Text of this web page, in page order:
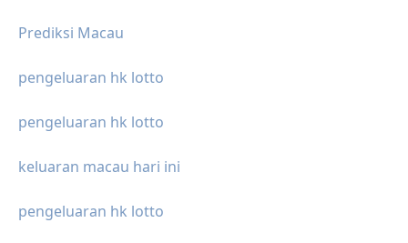
Prediksi Macau
pengeluaran hk lotto
pengeluaran hk lotto
keluaran macau hari ini
pengeluaran hk lotto